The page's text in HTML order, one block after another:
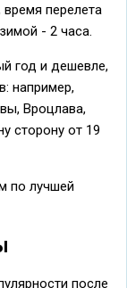
перелета
- 2 часа.
год и дешевле,
например,
Вроцлава,
сторону от 19
по лучшей
после